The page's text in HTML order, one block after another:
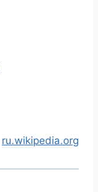
ru.wikipedia.org